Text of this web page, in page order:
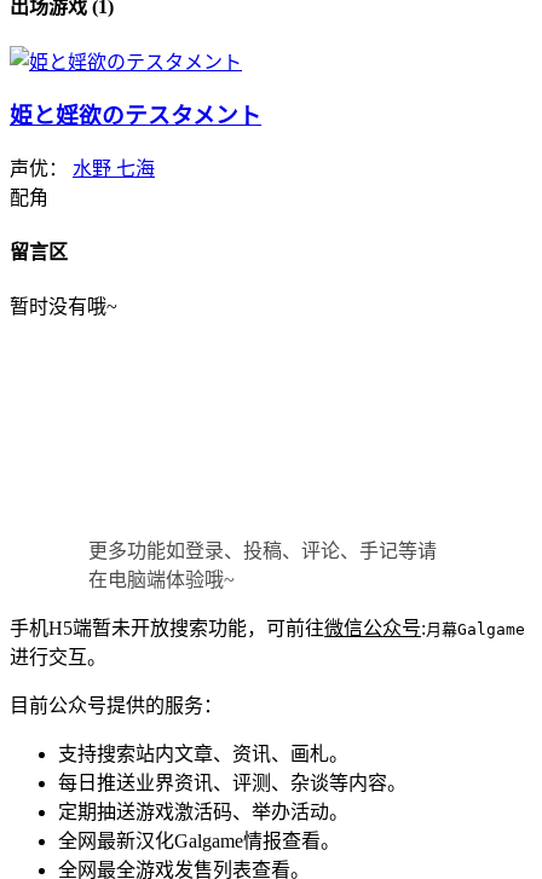
出场游戏 (1)
姫と婬欲のテスタメント
声优： 水野 七海
配角
留言区
暂时没有哦~
更多功能如登录、投稿、评论、手记等请
在电脑端体验哦~
手机H5端暂未开放搜索功能，可前往微信公众号:月幕Galgame
进行交互。
目前公众号提供的服务：
支持搜索站内文章、资讯、画札。
每日推送业界资讯、评测、杂谈等内容。
定期抽送游戏激活码、举办活动。
全网最新汉化Galgame情报查看。
全网最全游戏发售列表查看。